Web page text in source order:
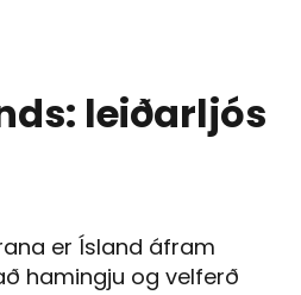
leiðarljós
er Ísland áfram
hamingju og velferð